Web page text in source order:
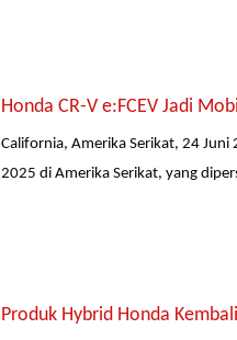
Honda CR-V e:FCEV Jadi
California, Amerika Serikat, 24
2025 di Amerika Serikat, yang
Produk Hybrid Honda